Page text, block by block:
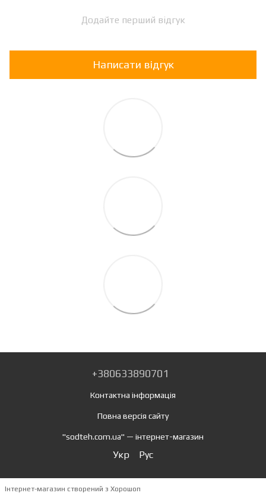
Додайте перший відгук
Написати відгук
+380633890701
Контактна інформація
Повна версія сайту
"sodteh.com.ua" — інтернет-магазин
Укр Рус
Інтернет-магазин створений з Хорошоп